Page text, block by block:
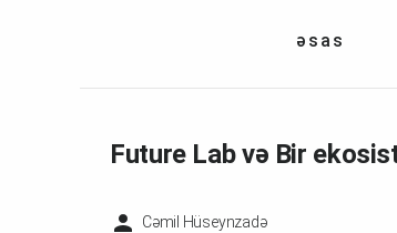
əsas
Future Lab və Bir
Cəmil Hüseynzadə